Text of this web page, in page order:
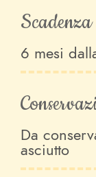
Scadenza
6 mesi
Da
asciutto